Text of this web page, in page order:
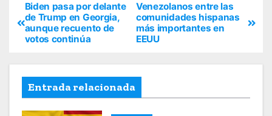
Venezolanos entre las
comunidades hispanas
más importantes en
EEUU
Biden pasa por delante
de Trump en Georgia,
aunque recuento de
votos continúa
Entrada relacionada